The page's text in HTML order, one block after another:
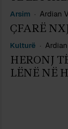
Arsim Ardian
ÇFARË
Kulturë
HERONJ
LËNË NË